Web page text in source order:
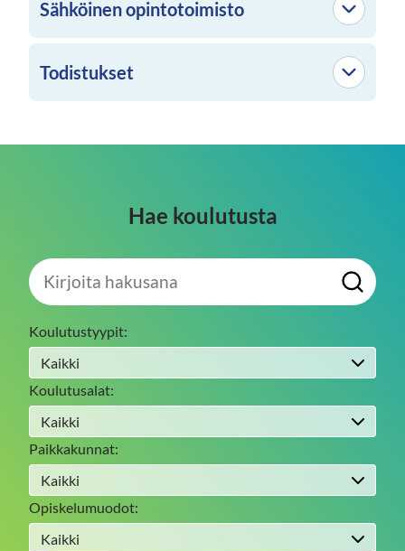
Sähköinen opintotoimisto
Todistukset
Hae koulutusta
Kirjoita
hakusana
H
a
Koulutustyypit:
Koulutusalat:
Paikkakunnat:
Opiskelumuodot: